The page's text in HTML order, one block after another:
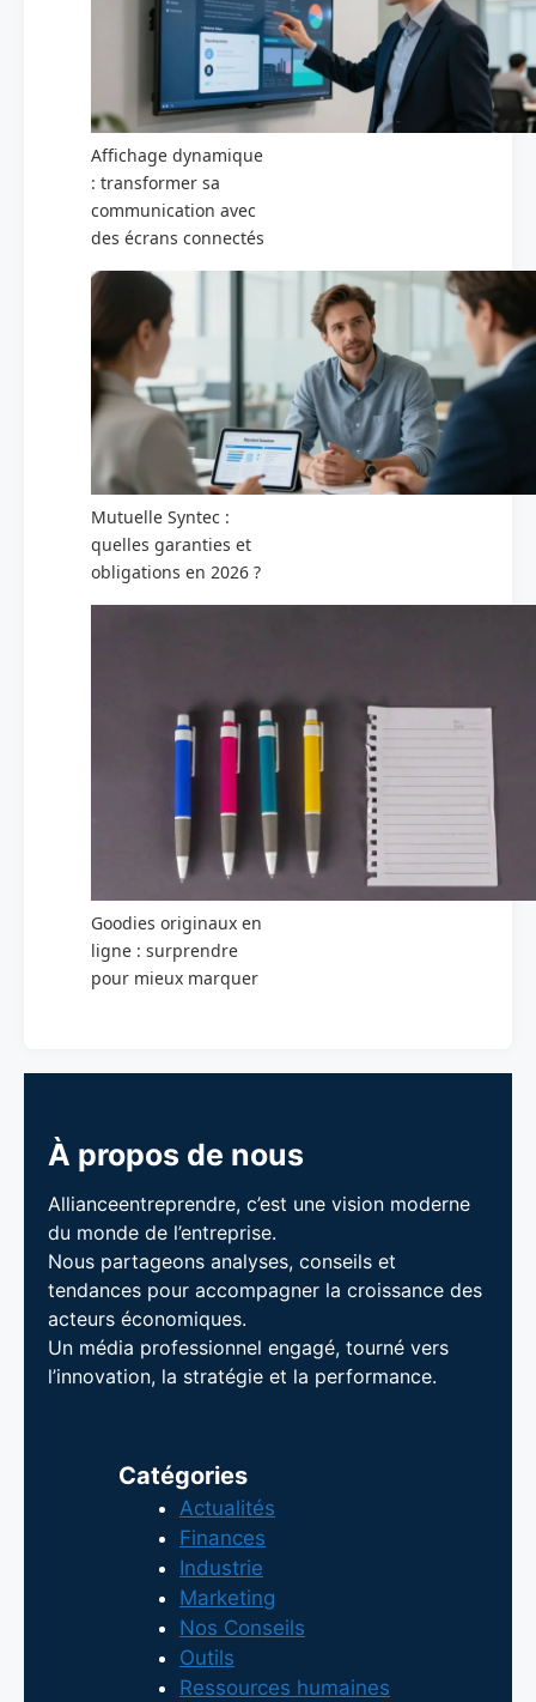
Affichage dynamique
: transformer sa
communication avec
des écrans connectés
Mutuelle Syntec :
quelles garanties et
obligations en 2026 ?
Goodies originaux en
ligne : surprendre
pour mieux marquer
À propos de nous
Allianceentreprendre, c’est une vision moderne
du monde de l’entreprise.
Nous partageons analyses, conseils et
tendances pour accompagner la croissance des
acteurs économiques.
Un média professionnel engagé, tourné vers
l’innovation, la stratégie et la performance.
Catégories
Actualités
Finances
Industrie
Marketing
Nos Conseils
Outils
Ressources humaines